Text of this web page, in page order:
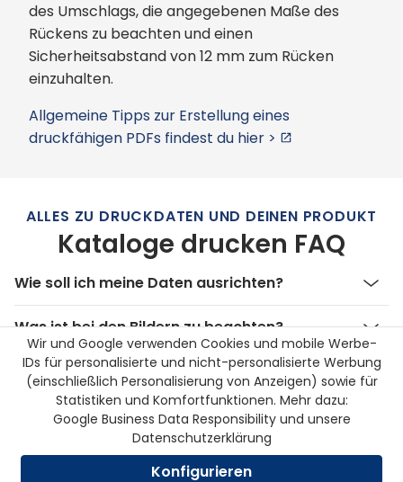
des Umschlags, die angegebenen Maße des
Rückens zu beachten und einen
Sicherheitsabstand von 12 mm zum Rücken
einzuhalten.
Allgemeine Tipps zur Erstellung eines
druckfähigen PDFs findest du hier >
ALLES ZU DRUCKDATEN UND DEINEN PRODUKT
Kataloge drucken FAQ
Wie soll ich meine Daten ausrichten?
Was ist bei den Bildern zu beachten?
Was sind Beschnittzugaben?
Welche Programme sind für die PDF-
Erstellung geeignet?
Wir und Google verwenden Cookies und mobile Werbe-
IDs für personalisierte und nicht-personalisierte Werbung
(einschließlich Personalisierung von Anzeigen) sowie für
Statistiken und Komfortfunktionen. Mehr dazu:
Google Business Data Responsibilityund unsere
Datenschutzerklärung
Konfigurieren